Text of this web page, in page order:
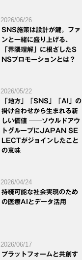
2026/06/26
SNS施策は設計が鍵。ファ
ンと一緒に盛り上げる、
「界隈理解」に根ざしたS
NSプロモーションとは？
2026/05/22
「地方」「SNS」「AI」の
掛け合わせから生まれる新
しい価値 ──ソウルドアウ
トグループにJAPAN SE
LECTがジョインしたこと
の意味
2026/04/24
持続可能な社会実現のため
の医療AIとデータ活用
2026/06/17
プラットフォームと共創す